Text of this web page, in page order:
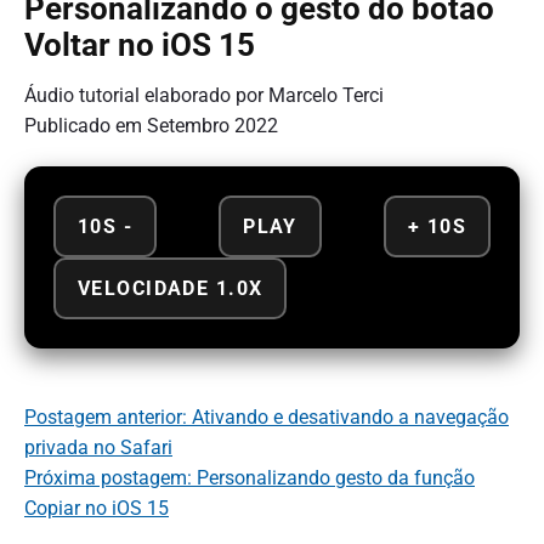
Personalizando o gesto do botão
Voltar no iOS 15
Áudio tutorial elaborado por Marcelo Terci
Publicado em Setembro 2022
10S - PLAY + 10S
VELOCIDADE 1.0X
Postagem anterior: Ativando e desativando a navegação
privada no Safari
Próxima postagem: Personalizando gesto da função
Copiar no iOS 15